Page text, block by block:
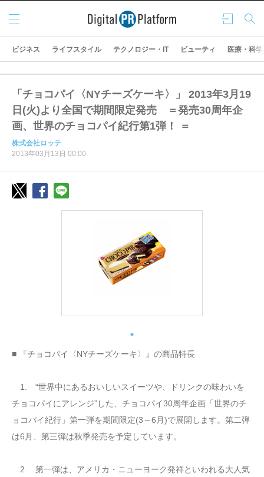
ログ
イン
検索
メニ
ュー
ビジネス ライフスタイル テクノロジー・IT ビューティ 医療・科学
「チョコパイ〈NYチーズケーキ〉」 2013年3月19
日(火)より全国で期間限定発売 ＝発売30周年企
画、世界のチョコパイ紀行第1弾！ ＝
株式会社ロッテ
2013年03月13日 00:00
■ 『チョコパイ〈NYチーズケーキ〉』の商品特長
1. “世界中にあるおいしいスイーツや、ドリンクの味わいを
チョコパイにアレンジ”した、チョコパイ30周年企画「世界のチ
ョコパイ紀行」第一弾を期間限定(3～6月)で展開します。第二弾
は6月、第三弾は秋季発売を予定しています。
2. 第一弾は、アメリカ・ニューヨーク発祥といわれる大人気